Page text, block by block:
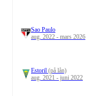
Sao Paulo
aug. 2022 - mars 2026
Estoril (på lån)
aug. 2021 - juni 2022